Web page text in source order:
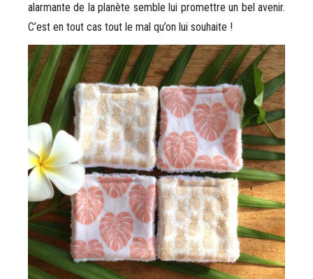
alarmante de la planète semble lui promettre un bel avenir.
C’est en tout cas tout le mal qu’on lui souhaite !